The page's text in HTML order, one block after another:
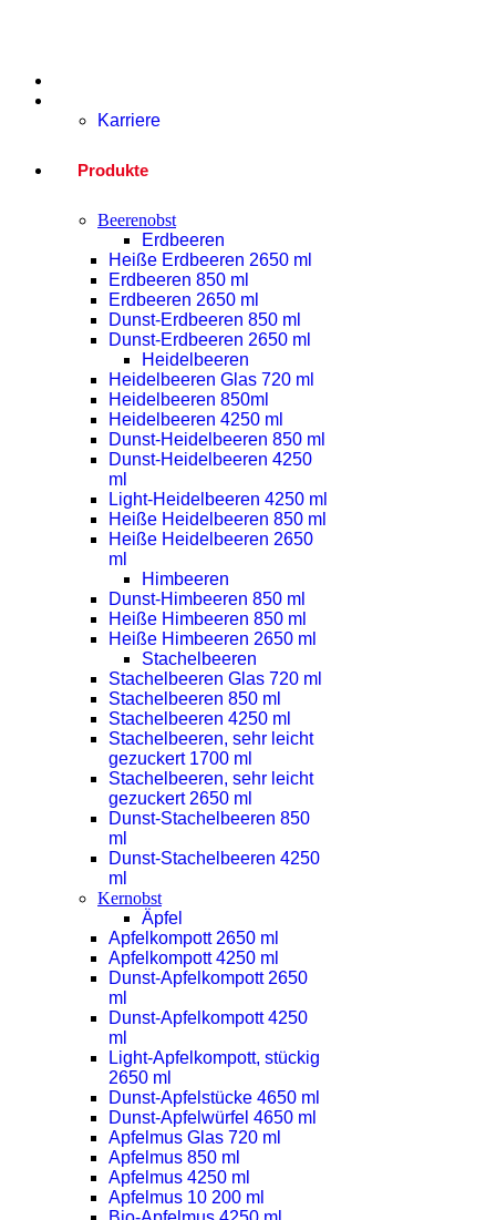
Karriere
Produkte
Beerenobst
Erdbeeren
Heiße Erdbeeren 2650 ml
Erdbeeren 850 ml
Erdbeeren 2650 ml
Dunst-Erdbeeren 850 ml
Dunst-Erdbeeren 2650 ml
Heidelbeeren
Heidelbeeren Glas 720 ml
Heidelbeeren 850ml
Heidelbeeren 4250 ml
Dunst-Heidelbeeren 850 ml
Dunst-Heidelbeeren 4250
ml
Light-Heidelbeeren 4250 ml
Heiße Heidelbeeren 850 ml
Heiße Heidelbeeren 2650
ml
Himbeeren
Dunst-Himbeeren 850 ml
Heiße Himbeeren 850 ml
Heiße Himbeeren 2650 ml
Stachelbeeren
Stachelbeeren Glas 720 ml
Stachelbeeren 850 ml
Stachelbeeren 4250 ml
Stachelbeeren, sehr leicht
gezuckert 1700 ml
Stachelbeeren, sehr leicht
gezuckert 2650 ml
Dunst-Stachelbeeren 850
ml
Dunst-Stachelbeeren 4250
ml
Kernobst
Äpfel
Apfelkompott 2650 ml
Apfelkompott 4250 ml
Dunst-Apfelkompott 2650
ml
Dunst-Apfelkompott 4250
ml
Light-Apfelkompott, stückig
2650 ml
Dunst-Apfelstücke 4650 ml
Dunst-Apfelwürfel 4650 ml
Apfelmus Glas 720 ml
Apfelmus 850 ml
Apfelmus 4250 ml
Apfelmus 10 200 ml